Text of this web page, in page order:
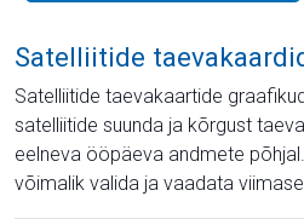
Satelliitide
Satelliitide taevakaartide
satelliitide suunda ja kõrgust
eelneva ööpäeva andmete
võimalik valida ja vaadata